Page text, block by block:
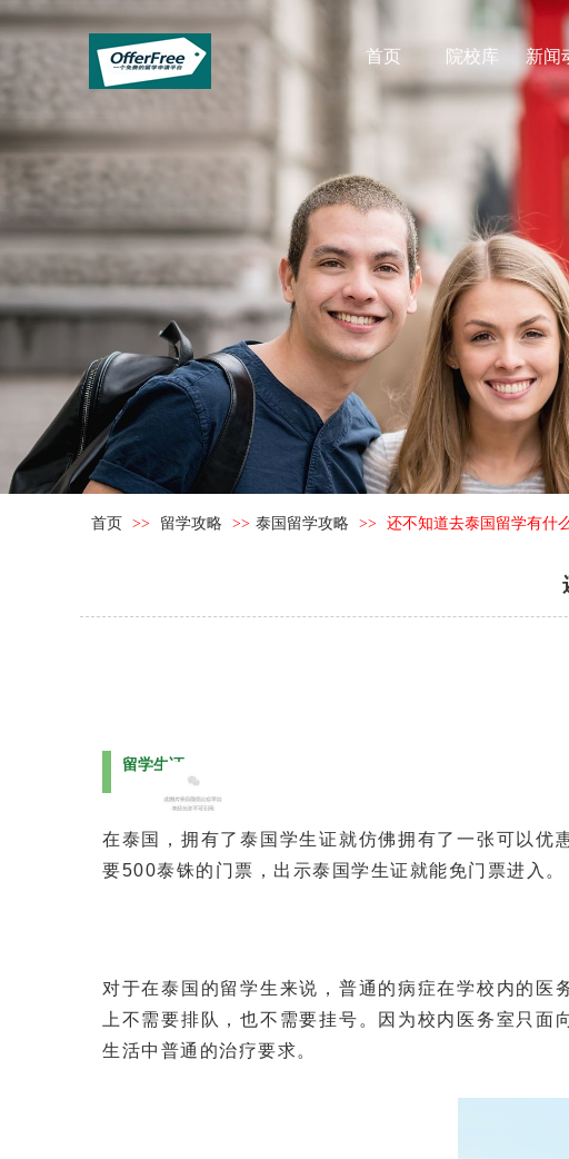
首页 院校库 新闻
首页 >> 留学攻略 >> 泰国留学攻略 >> 还不知道去泰国留学有什
留学生证
在泰国，拥有了泰国学生证就仿佛拥有了一张可以优
要500泰铢的门票，出示泰国学生证就能免门票进入。
对于在泰国的留学生来说，普通的病症在学校内的医
上不需要排队，也不需要挂号。因为校内医务室只
生活中普通的治疗要求。